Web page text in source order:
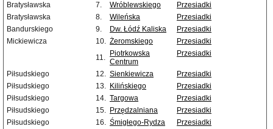
Bratysławska
7. Wróblewskiego
Przesiadki
Bratysławska
8. Wileńska
Przesiadki
Bandurskiego
9. Dw. Łódź Kaliska
Przesiadki
Mickiewicza
10. Żeromskiego
Przesiadki
11.
Piotrkowska
Centrum
Przesiadki
Piłsudskiego 12. Sienkiewicza
Przesiadki
Piłsudskiego
13. Kilińskiego
Przesiadki
Piłsudskiego
14. Targowa
Przesiadki
Piłsudskiego
15. Przędzalniana
Przesiadki
Piłsudskiego
16. Śmigłego-Rydza
Przesiadki